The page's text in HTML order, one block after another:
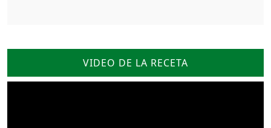
VIDEO DE LA RECETA